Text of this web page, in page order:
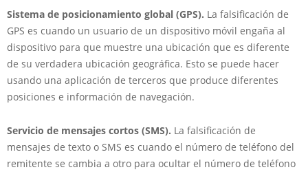
Sistema de posicionamiento global (GPS). La falsificación de
GPS es cuando un usuario de un dispositivo móvil engaña al
dispositivo para que muestre una ubicación que es diferente
de su verdadera ubicación geográfica. Esto se puede hacer
usando una aplicación de terceros que produce diferentes
posiciones e información de navegación.
Servicio de mensajes cortos (SMS). La falsificación de
mensajes de texto o SMS es cuando el número de teléfono del
remitente se cambia a otro para ocultar el número de teléfono